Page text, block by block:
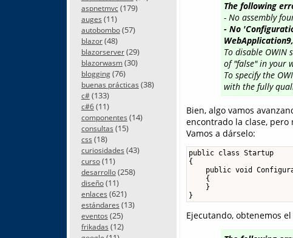
aspnetmvc(179)
auges (11)
autobombo(57)
blazor(48)
blazorserver(29)
blazorwasm(30)
blogging(76)
buenas prácticas (38)
c#(133)
c#6(11)
componentes (14)
consultas (15)
css (18)
curiosidades (43)
curso(11)
desarrollo(258)
diseño(11)
enlaces (621)
estándares (13)
eventos (25)
frikadas (12)
The following
- No assembly
- No
To disable
of "false" in your
To specify the
with the fully
Bien, algo vamos
encontrado la clase,
Vamos a dárselo:
public class Startup
{
public void
    {
    }
}
Ejecutando, obtenemos